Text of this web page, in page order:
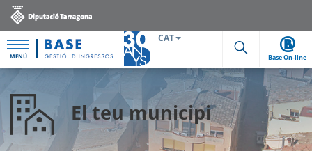
MENÚ
CAT
Cerca
Base On-line
El teu municipi